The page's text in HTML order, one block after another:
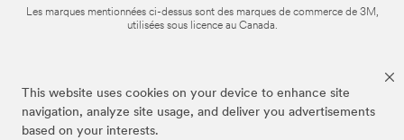
This website uses cookies on your device to enhance site
navigation, analyze site usage, and deliver you advertisements
based on your interests.
Les marques mentionnées ci-dessus sont des marques de commerce de 3M,
utilisées sous licence au Canada.